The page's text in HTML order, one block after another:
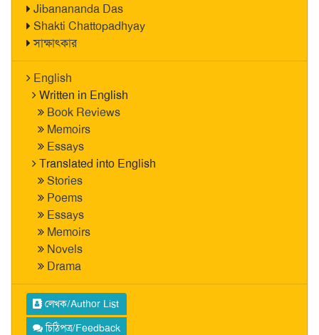
Jibanananda Das
Shakti Chattopadhyay
সাক্ষাৎকার
English
Written in English
Book Reviews
Memoirs
Essays
Translated into English
Stories
Poems
Essays
Memoirs
Novels
Drama
লেখক/Author List
চিঠিপত্র/Feedback